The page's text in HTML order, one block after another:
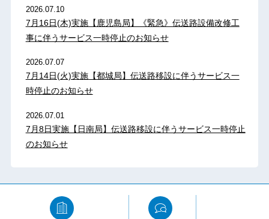
2026.07.10
7月16日(木)実施【鹿児島局】《緊急》伝送路設備改修工
事に伴うサービス一時停止のお知らせ
2026.07.07
7月14日(火)実施【都城局】伝送路移設に伴うサービス一
時停止のお知らせ
2026.07.01
7月8日実施【日南局】伝送路移設に伴うサービス一時停止
のお知らせ